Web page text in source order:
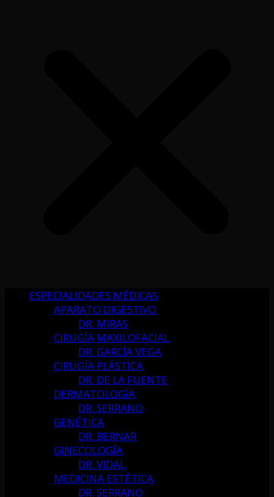
ESPECIALIDADES MÉDICAS
APARATO DIGESTIVO
DR. MIRAS
CIRUGÍA MAXILOFACIAL
DR. GARCÍA VEGA
CIRUGÍA PLÁSTICA
DR. DE LA FUENTE
DERMATOLOGÍA
DR. SERRANO
GENÉTICA
DR. BERNAR
GINECOLOGÍA
DR. VIDAL
MEDICINA ESTÉTICA
DR. SERRANO